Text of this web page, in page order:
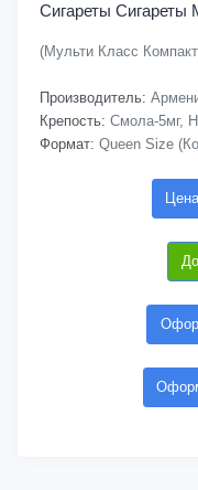
Сигареты Cигареты
(Мульти Класс
Производитель:
Крепость: Смола-5мг,
Формат: Queen Size